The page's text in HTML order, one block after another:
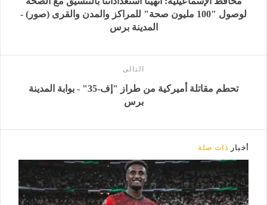
لوصول "100 مليون صحة" للمراكز والمدن والقرى (صور) -
المدينة برس
التالى
تحطم مقاتلة أميركية من طراز "إف-35" - بوابة المدينة
برس
أخبار ذات صلة